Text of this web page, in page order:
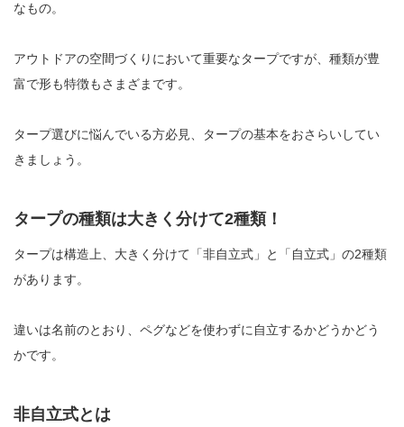
なもの。
アウトドアの空間づくりにおいて重要なタープですが、種類が豊
富で形も特徴もさまざまです。
タープ選びに悩んでいる方必見、タープの基本をおさらいしてい
きましょう。
タープの種類は大きく分けて2種類！
タープは構造上、大きく分けて「非自立式」と「自立式」の2種類
があります。
違いは名前のとおり、ペグなどを使わずに自立するかどうかどう
かです。
非自立式とは